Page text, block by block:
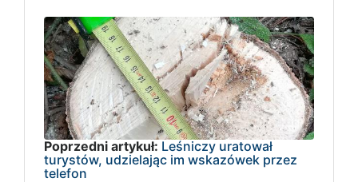
Poprzedni artykuł: Leśniczy uratował
turystów, udzielając im wskazówek przez
telefon